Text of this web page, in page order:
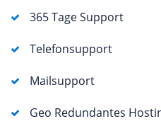
365 Tage Support
Telefonsupport
Mailsupport
Geo Redundantes